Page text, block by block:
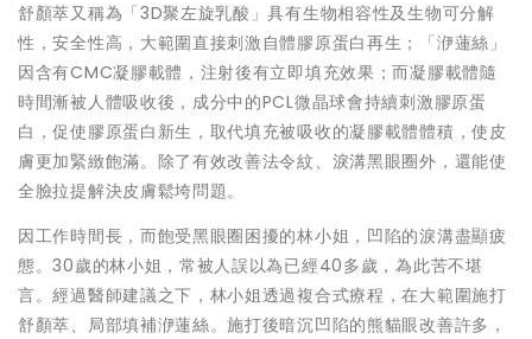
舒顏萃又稱為「3D聚左旋乳酸」具有生物相容性及生物可分解
性，安全性高，大範圍直接刺激自體膠原蛋白再生；「洢蓮絲」
因含有CMC凝膠載體，注射後有立即填充效果；而凝膠載體隨
時間漸被人體吸收後，成分中的PCL微晶球會持續刺激膠原蛋
白，促使膠原蛋白新生，取代填充被吸收的凝膠載體體積，使皮
膚更加緊緻飽滿。除了有效改善法令紋、淚溝黑眼圈外，還能使
全臉拉提解決皮膚鬆垮問題。
因工作時間長，而飽受黑眼圈困擾的林小姐，凹陷的淚溝盡顯疲
態。30歲的林小姐，常被人誤以為已經40多歲，為此苦不堪
言。經過醫師建議之下，林小姐透過複合式療程，在大範圍施打
舒顏萃、局部填補洢蓮絲。施打後暗沉凹陷的熊貓眼改善許多，